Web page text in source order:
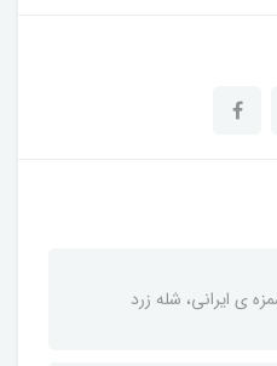
ی ایرانی، شله زرد